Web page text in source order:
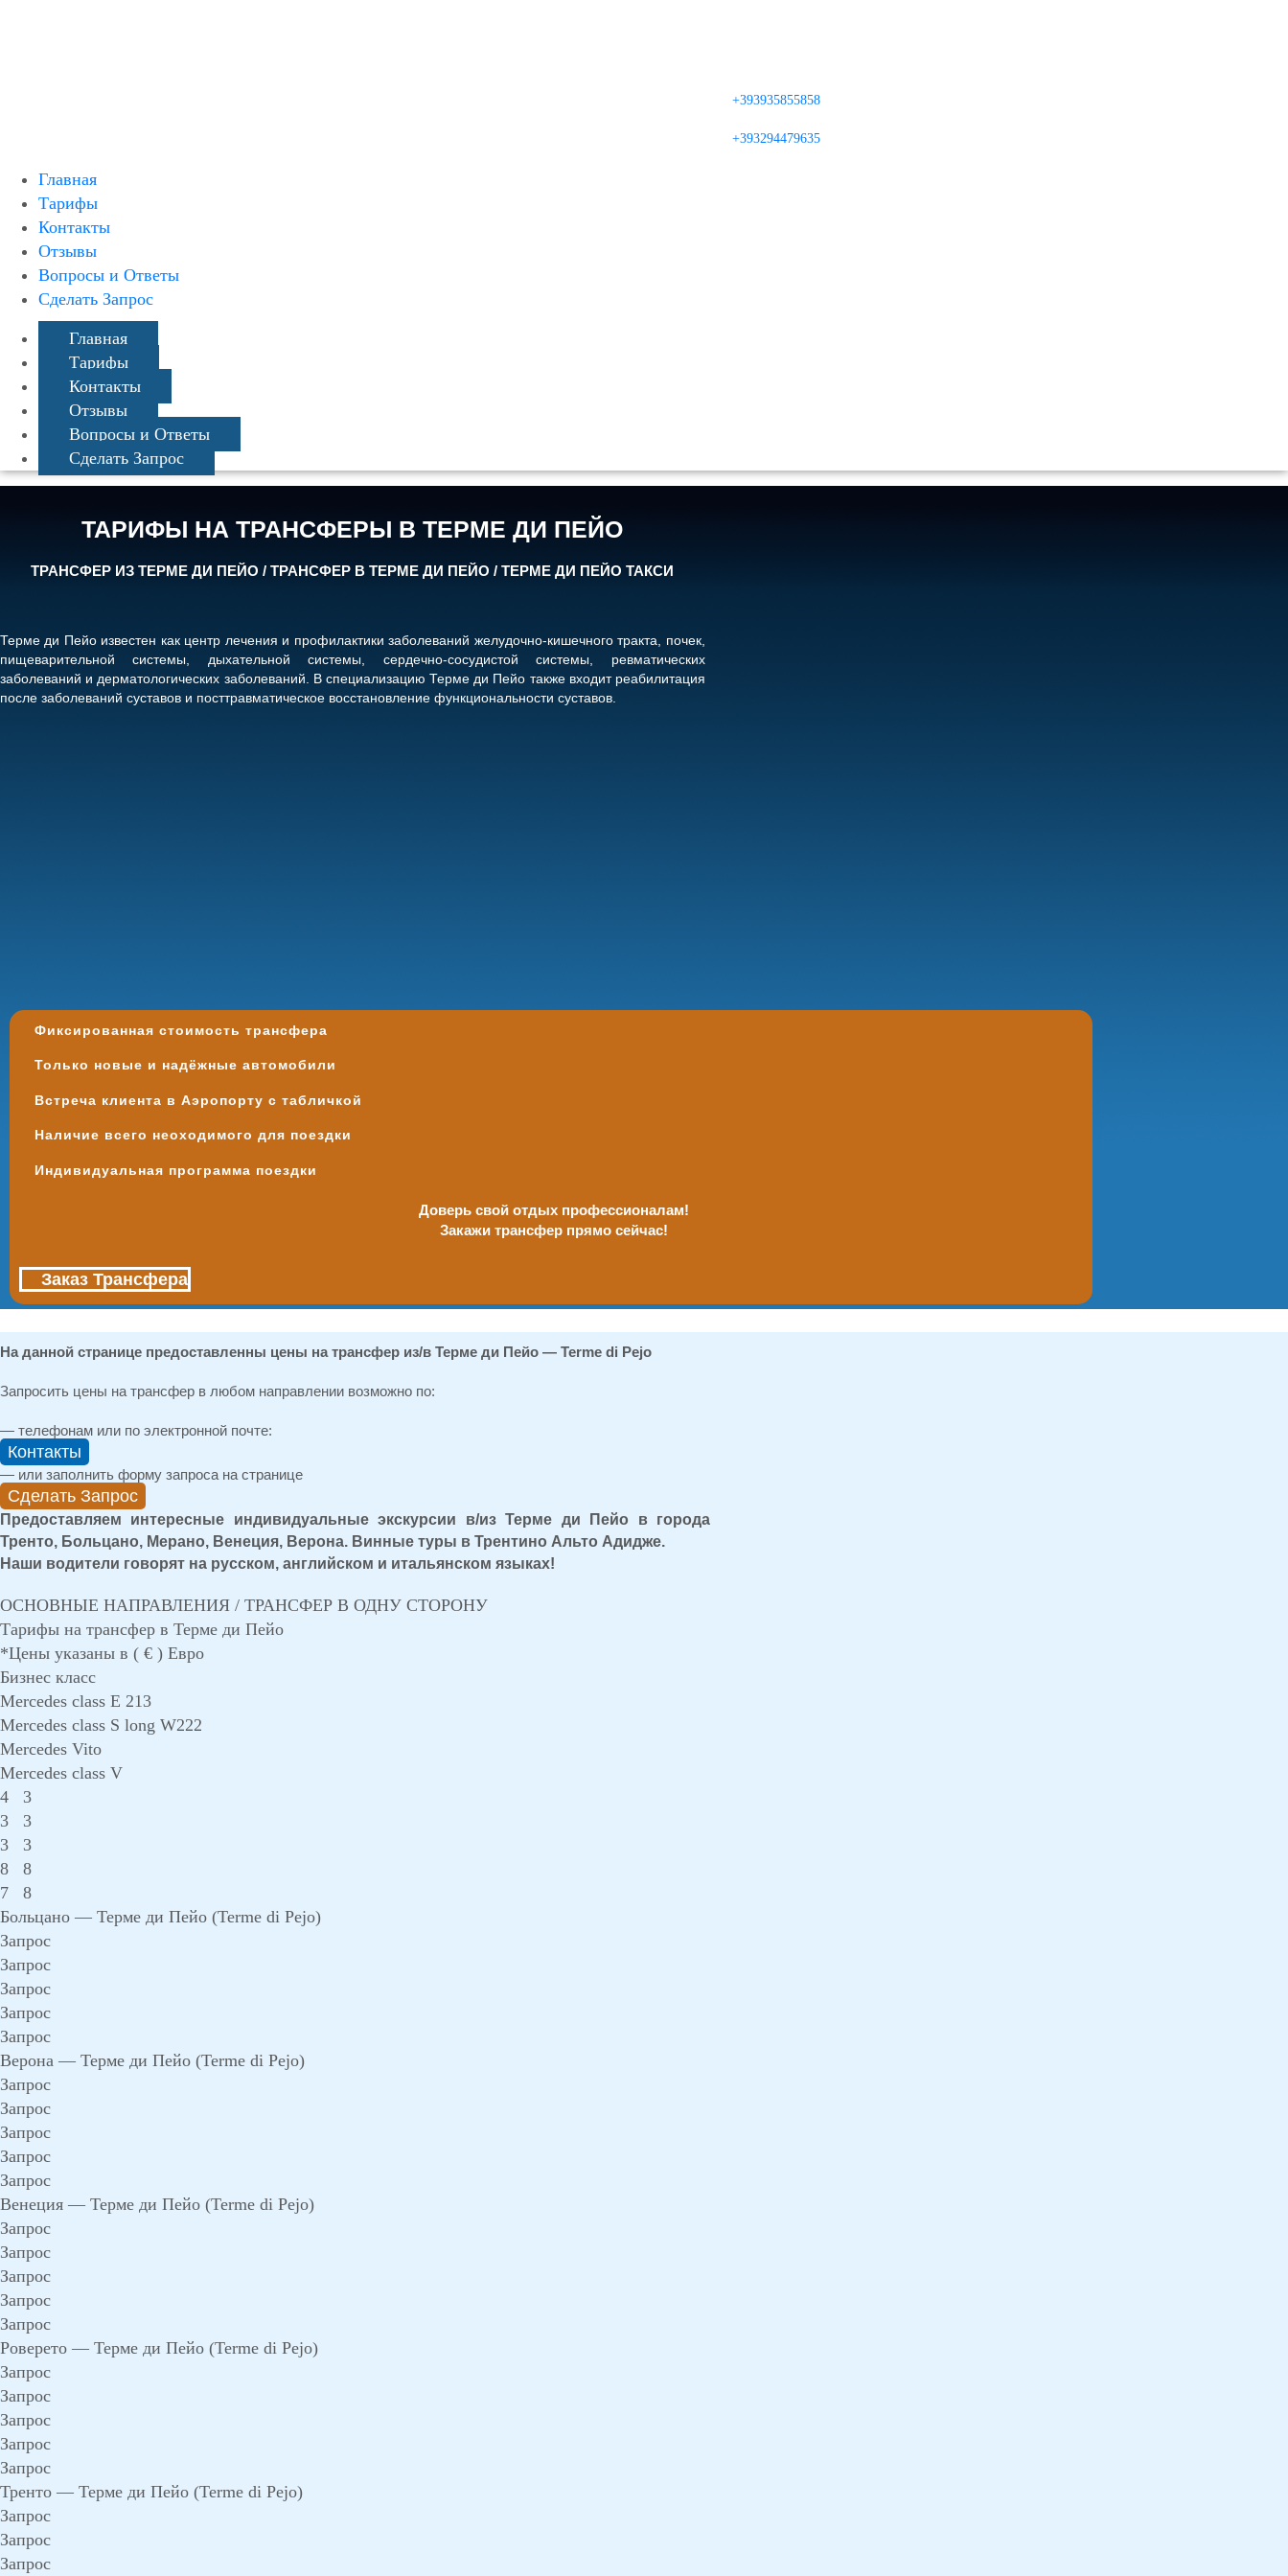
+393935855858
+393294479635
Главная
Тарифы
Контакты
Отзывы
Вопросы и Ответы
Сделать Запрос
Главная
Тарифы
Контакты
Отзывы
Вопросы и Ответы
Сделать Запрос
ТАРИФЫ НА ТРАНСФЕРЫ В ТЕРМЕ ДИ ПЕЙО
ТРАНСФЕР ИЗ ТЕРМЕ ДИ ПЕЙО / ТРАНСФЕР В ТЕРМЕ ДИ ПЕЙО / ТЕРМЕ ДИ ПЕЙО ТАКСИ
Терме ди Пейо известен как центр лечения и профилактики заболеваний желудочно-кишечного тракта, почек,
пищеварительной системы, дыхательной системы, сердечно-сосудистой системы, ревматических
заболеваний и дерматологических заболеваний. В специализацию Терме ди Пейо также входит реабилитация
после заболеваний суставов и посттравматическое восстановление функциональности суставов.
Фиксированная стоимость трансфера
Только новые и надёжные автомобили
Встреча клиента в Аэропорту с табличкой
Наличие всего неоходимого для поездки
Индивидуальная программа поездки
Доверь свой отдых профессионалам!
Закажи трансфер прямо сейчас!
Заказ Трансфера
На данной странице предоставленны цены на трансфер из/в Терме ди Пейо — Terme di Pejo
Запросить цены на трансфер в любом направлении возможно по:
— телефонам или по электронной почте:
Контакты
— или заполнить форму запроса на странице
Сделать Запрос
Предоставляем интересные индивидуальные экскурсии в/из Терме ди Пейо в города
Тренто, Больцано, Мерано, Венеция, Верона. Винные туры в Трентино Альто Адидже.
Наши водители говорят на русском, английском и итальянском языках!
ОСНОВНЫЕ НАПРАВЛЕНИЯ / ТРАНСФЕР В ОДНУ СТОРОНУ
Тарифы на трансфер в Терме ди Пейо
*Цены указаны в ( € ) Евро
Бизнес класс
Mercedes class E 213
Mercedes class S long W222
Mercedes Vito
Mercedes class V
4
3
3
3
3
3
8
8
7
8
Больцано — Терме ди Пейо (Terme di Pejo)
Запрос
Запрос
Запрос
Запрос
Запрос
Верона — Терме ди Пейо (Terme di Pejo)
Запрос
Запрос
Запрос
Запрос
Запрос
Венеция — Терме ди Пейо (Terme di Pejo)
Запрос
Запрос
Запрос
Запрос
Запрос
Роверето — Терме ди Пейо (Terme di Pejo)
Запрос
Запрос
Запрос
Запрос
Запрос
Тренто — Терме ди Пейо (Terme di Pejo)
Запрос
Запрос
Запрос